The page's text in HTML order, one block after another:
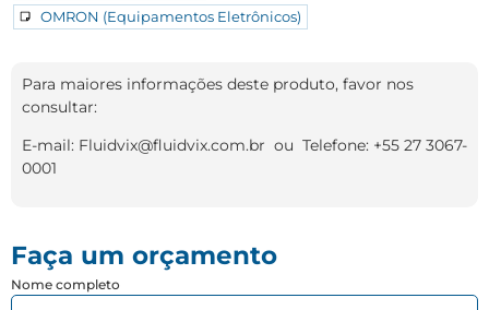
OMRON (Equipamentos Eletrônicos)
Para maiores informações deste produto, favor nos
consultar:
E-mail: Fluidvix@fluidvix.com.br ou Telefone: +55 27 3067-
0001
Faça um orçamento
Nome completo